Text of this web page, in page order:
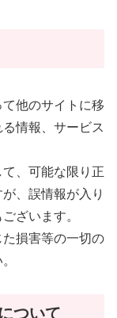
他のサイトに移
情報、サービス
、可能な限り正
、誤情報が入り
ざいます。
損害等の一切の
ついて